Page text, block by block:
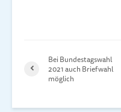
Bei Bundestagswahl
2021 auch Briefwahl
möglich